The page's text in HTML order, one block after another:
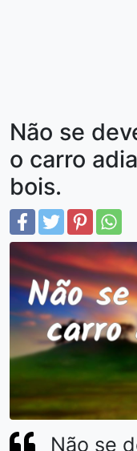
Não se
o carro
bois.
Não se